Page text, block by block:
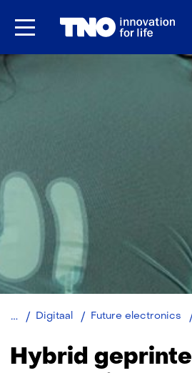
Ga
Digitaal Future electronics
Hybrid geprinte